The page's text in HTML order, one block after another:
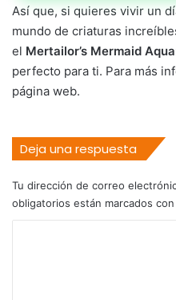
Así que, si quieres vivir un
mundo de criaturas
el Mertailor’s Mermaid
perfecto para ti. Para más
página web.
Deja una respuesta
Tu dirección de correo
obligatorios están marcados con